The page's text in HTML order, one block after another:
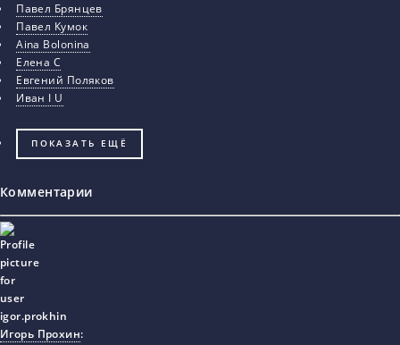
Павел Брянцев
Павел Кумок
Aina Bolonina
Елена С
Евгений Поляков
Иван I U
ПОКАЗАТЬ ЕЩЁ
Комментарии
Игорь Прохин: